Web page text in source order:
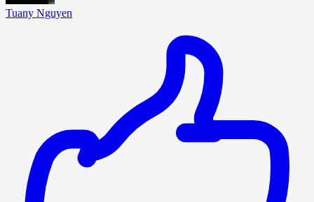
Tuany Nguyen